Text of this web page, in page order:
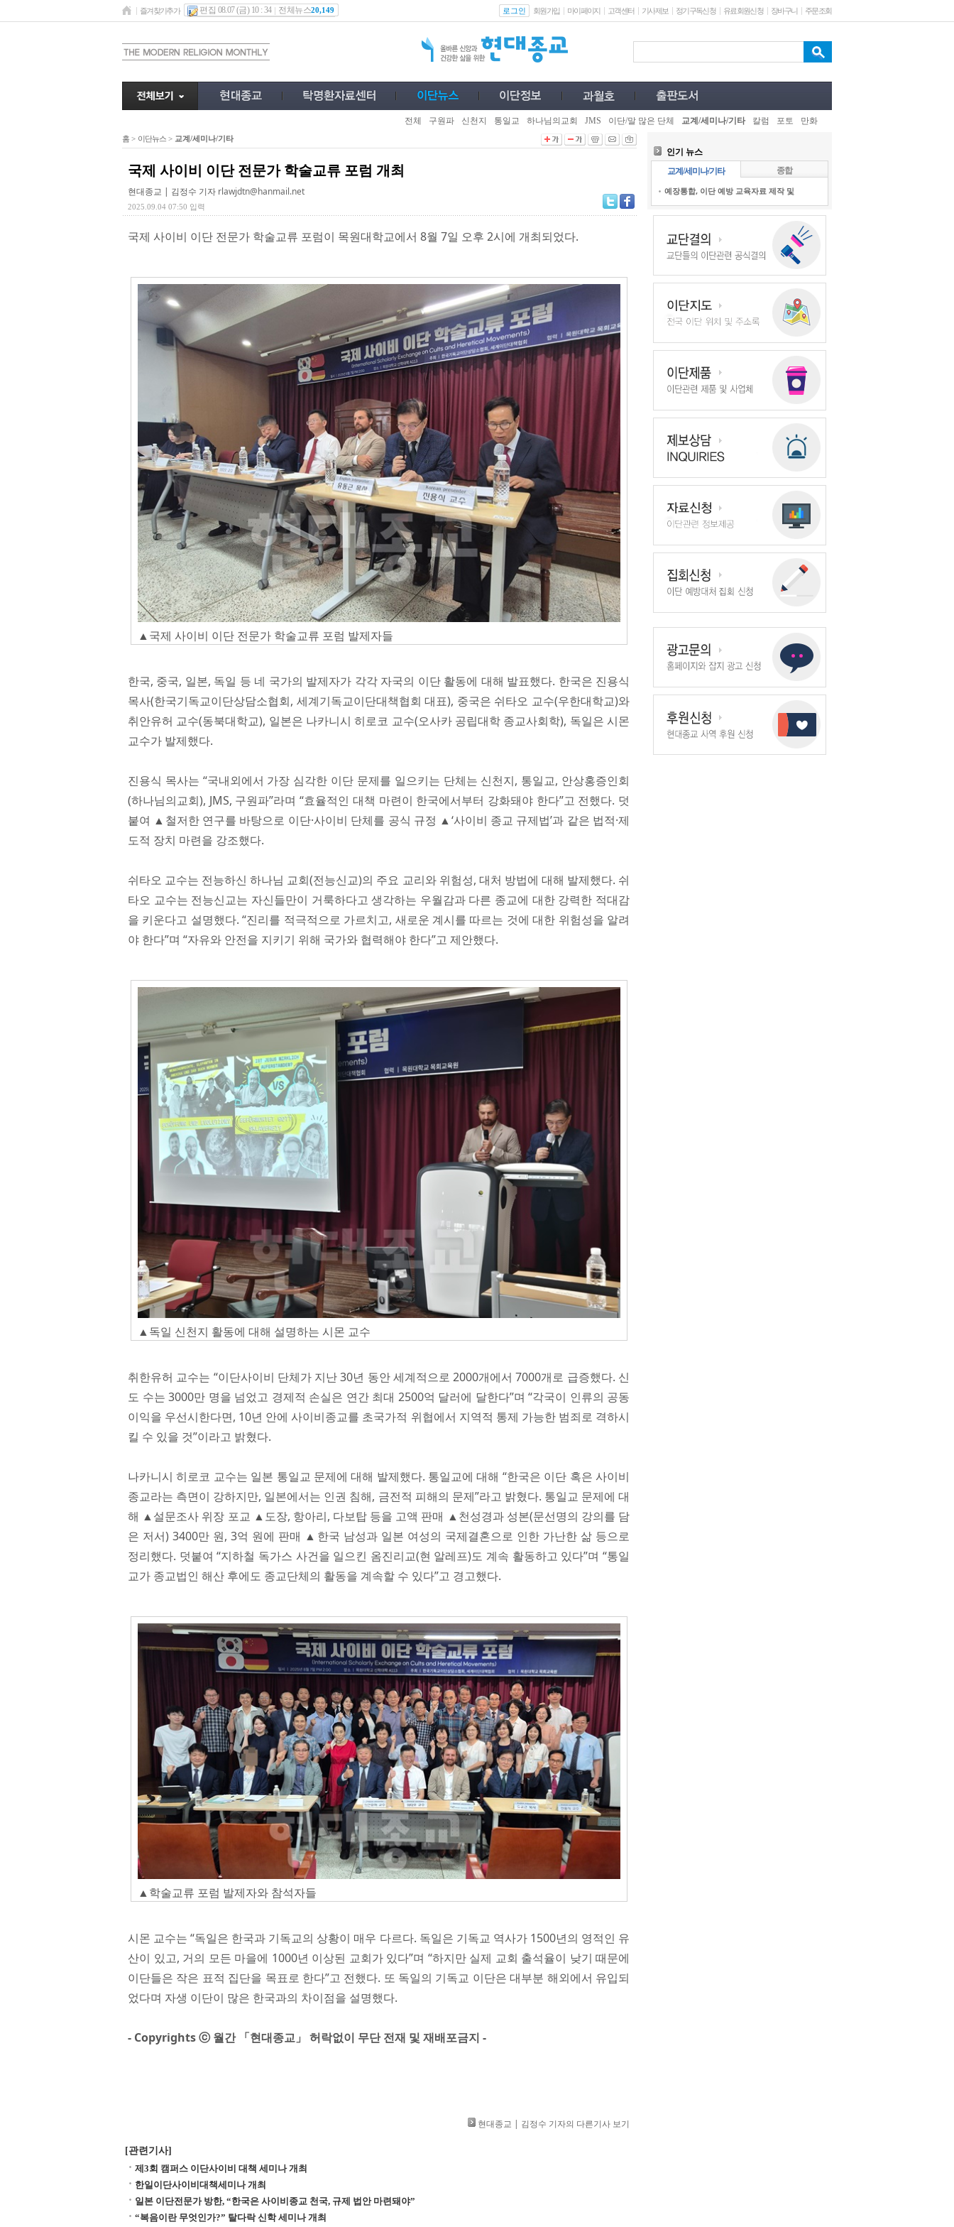
즐겨찾기추가 편집 08.07 (금) 10 : 34 전체뉴스20,149 로그인 회원가입 마이페이지 고객센터 기사제보 정기구독신청 유료회원신청 장바구니 주문조회
전체 구원파 신천지 통일교 하나님의교회 JMS 이단/말 많은 단체 교계/세미나/기타 칼럼 포토 만화
홈 > 이단뉴스 > 교계/세미나/기타
국제 사이비 이단 전문가 학술교류 포럼 개최
현대종교 | 김정수 기자 rlawjdtn@hanmail.net
2025.09.04 07:50 입력
국제 사이비 이단 전문가 학술교류 포럼이 목원대학교에서 8월 7일 오후 2시에 개최되었다.
▲국제 사이비 이단 전문가 학술교류 포럼 발제자들
한국, 중국, 일본, 독일 등 네 국가의 발제자가 각각 자국의 이단 활동에 대해 발표했다. 한국은 진용식
목사(한국기독교이단상담소협회, 세계기독교이단대책협회 대표), 중국은 쉬타오 교수(우한대학교)와
취안유허 교수(동북대학교), 일본은 나카니시 히로코 교수(오사카 공립대학 종교사회학), 독일은 시몬
교수가 발제했다.
진용식 목사는 “국내외에서 가장 심각한 이단 문제를 일으키는 단체는 신천지, 통일교, 안상홍증인회
(하나님의교회), JMS, 구원파”라며 “효율적인 대책 마련이 한국에서부터 강화돼야 한다”고 전했다. 덧
붙여 ▲철저한 연구를 바탕으로 이단·사이비 단체를 공식 규정 ▲‘사이비 종교 규제법’과 같은 법적·제
도적 장치 마련을 강조했다.
쉬타오 교수는 전능하신 하나님 교회(전능신교)의 주요 교리와 위험성, 대처 방법에 대해 발제했다. 쉬
타오 교수는 전능신교는 자신들만이 거룩하다고 생각하는 우월감과 다른 종교에 대한 강력한 적대감
을 키운다고 설명했다. “진리를 적극적으로 가르치고, 새로운 계시를 따르는 것에 대한 위험성을 알려
야 한다”며 “자유와 안전을 지키기 위해 국가와 협력해야 한다”고 제안했다.
▲독일 신천지 활동에 대해 설명하는 시몬 교수
취한유허 교수는 “이단사이비 단체가 지난 30년 동안 세계적으로 2000개에서 7000개로 급증했다. 신
도 수는 3000만 명을 넘었고 경제적 손실은 연간 최대 2500억 달러에 달한다”며 “각국이 인류의 공동
이익을 우선시한다면, 10년 안에 사이비종교를 초국가적 위협에서 지역적 통제 가능한 범죄로 격하시
킬 수 있을 것”이라고 밝혔다.
나카니시 히로코 교수는 일본 통일교 문제에 대해 발제했다. 통일교에 대해 “한국은 이단 혹은 사이비
종교라는 측면이 강하지만, 일본에서는 인권 침해, 금전적 피해의 문제”라고 밝혔다. 통일교 문제에 대
해 ▲설문조사 위장 포교 ▲도장, 항아리, 다보탑 등을 고액 판매 ▲천성경과 성본(문선명의 강의를 담
은 저서) 3400만 원, 3억 원에 판매 ▲한국 남성과 일본 여성의 국제결혼으로 인한 가난한 삶 등으로
정리했다. 덧붙여 “지하철 독가스 사건을 일으킨 옴진리교(현 알레프)도 계속 활동하고 있다”며 “통일
교가 종교법인 해산 후에도 종교단체의 활동을 계속할 수 있다”고 경고했다.
▲학술교류 포럼 발제자와 참석자들
시몬 교수는 “독일은 한국과 기독교의 상황이 매우 다르다. 독일은 기독교 역사가 1500년의 영적인 유
산이 있고, 거의 모든 마을에 1000년 이상된 교회가 있다”며 “하지만 실제 교회 출석율이 낮기 때문에
이단들은 작은 표적 집단을 목표로 한다”고 전했다. 또 독일의 기독교 이단은 대부분 해외에서 유입되
었다며 자생 이단이 많은 한국과의 차이점을 설명했다.
- Copyrights ⓒ 월간 「현대종교」 허락없이 무단 전재 및 재배포금지 -
현대종교 | 김정수 기자의 다른기사 보기
[관련기사]
제3회 캠퍼스 이단사이비 대책 세미나 개최
한일이단사이비대책세미나 개최
일본 이단전문가 방한, “한국은 사이비종교 천국, 규제 법안 마련돼야”
“복음이란 무엇인가?” 탈다락 신학 세미나 개최
인기 뉴스
교계/세미나/기타
종합
예장통합, 이단 예방 교육자료 제작 및